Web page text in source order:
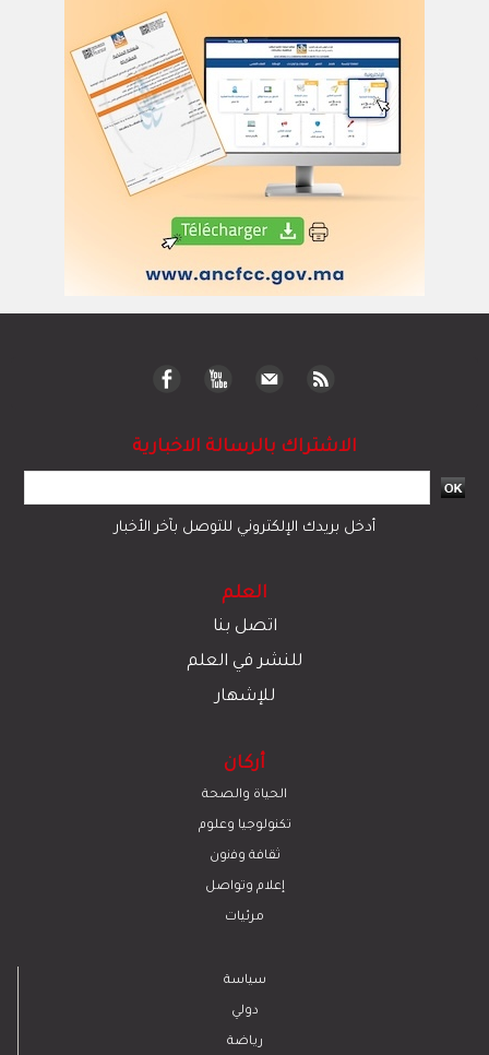
الاشتراك بالرسالة الاخبارية
أدخل بريدك الإلكتروني للتوصل بآخر الأخبار
العلم
اتصل بنا
للنشر في العلم
للإشهار
أركان
الحياة والصحة
تكنولوجيا وعلوم
ﺛﻘﺎﻓﺔ وﻓﻧون
إعلام وتواصل
مرئيات
سياسة
دولي
رياضة